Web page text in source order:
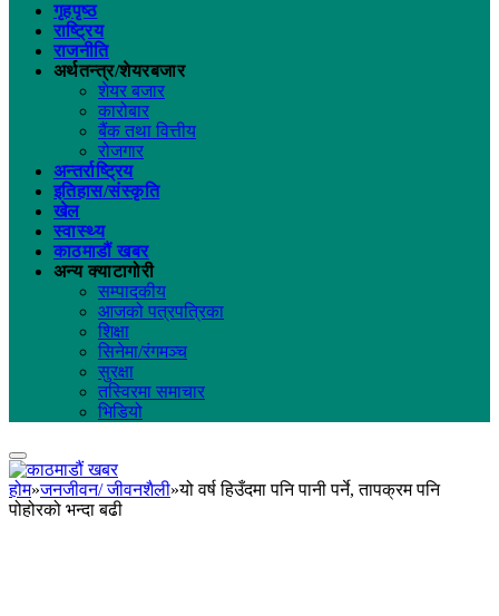
गृहपृष्ठ
राष्ट्रिय
राजनीति
अर्थतन्त्र/शेयरबजार
शेयर बजार
कारोबार
बैंक तथा वित्तीय
रोजगार
अन्तर्राष्ट्रिय
इतिहास/संस्कृति
खेल
स्वास्थ्य
काठमाडौं खबर
अन्य क्याटागोरी
सम्पादकीय
आजको पत्रपत्रिका
शिक्षा
सिनेमा/रंगमञ्च
सुरक्षा
तस्विरमा समाचार
भिडियो
होम»जनजीवन/ जीवनशैली»यो वर्ष हिउँदमा पनि पानी पर्ने, तापक्रम पनि
पोहोरको भन्दा बढी